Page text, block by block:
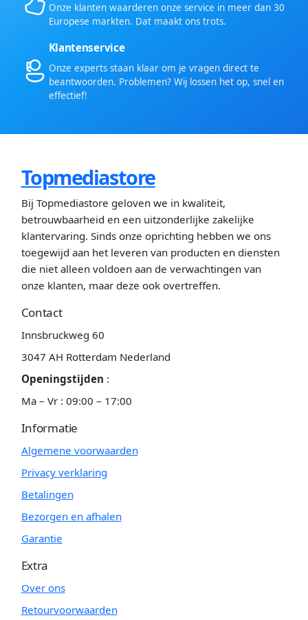
Onze klanten waarderen onze service in meer dan 30
Europese markten. Dat maakt ons trots.
Klantenservice
Onze experts staan klaar om je vragen direct te
beantwoorden. Problemen? Wij lossen het op, snel en
effectief!
Topmediastore
Bij Topmediastore geloven we in kwaliteit,
betrouwbaarheid en een uitzonderlijke zakelijke
klantervaring. Sinds onze oprichting hebben we ons
toegewijd aan het leveren van producten en diensten
die niet alleen voldoen aan de verwachtingen van
onze klanten, maar deze ook overtreffen.
Contact
Innsbruckweg 60
3047 AH Rotterdam Nederland
Openingstijden :
Ma – Vr : 09:00 – 17:00
Informatie
Algemene voorwaarden
Privacy verklaring
Betalingen
Bezorgen en afhalen
Garantie
Extra
Over ons
Retourvoorwaarden